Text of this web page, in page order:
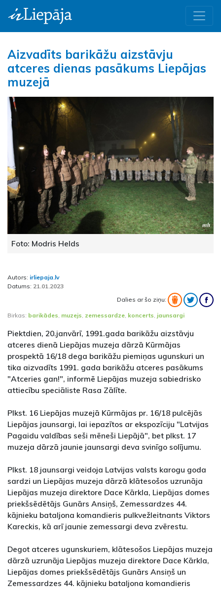
Aizvadīts barikāžu aizstāvju
atceres dienas pasākums Liepājas
muzejā
Foto: Modris Helds
Autors: irliepaja.lv
Datums: 21.01.2023
Dalies ar šo ziņu:
Birkas: barikādes, muzejs, zemessardze, koncerts, jaunsargi
Piektdien, 20.janvārī, 1991.gada barikāžu aizstāvju
atceres dienā Liepājas muzeja dārzā Kūrmājas
prospektā 16/18 dega barikāžu piemiņas ugunskuri un
tika aizvadīts 1991. gada barikāžu atceres pasākums
"Atceries gan!", informē Liepājas muzeja sabiedrisko
attiecību speciāliste Rasa Zālīte.
Plkst. 16 Liepājas muzejā Kūrmājas pr. 16/18 pulcējās
Liepājas jaunsargi, lai iepazītos ar ekspozīciju "Latvijas
Pagaidu valdības seši mēneši Liepājā", bet plkst. 17
muzeja dārzā jaunie jaunsargi deva svinīgo solījumu.
Plkst. 18 jaunsargi veidoja Latvijas valsts karogu goda
sardzi un Liepājas muzeja dārzā klātesošos uzrunāja
Liepājas muzeja direktore Dace Kārkla, Liepājas domes
priekšsēdētājs Gunārs Ansiņš, Zemessardzes 44.
kājnieku bataljona komandieris pulkvežleitnants Viktors
Kareckis, kā arī jaunie zemessargi deva zvērestu.
Degot atceres ugunskuriem, klātesošos Liepājas muzeja
dārzā uzrunāja Liepājas muzeja direktore Dace Kārkla,
Liepājas domes priekšsēdētājs Gunārs Ansiņš un
Zemessardzes 44. kājnieku bataljona komandieris